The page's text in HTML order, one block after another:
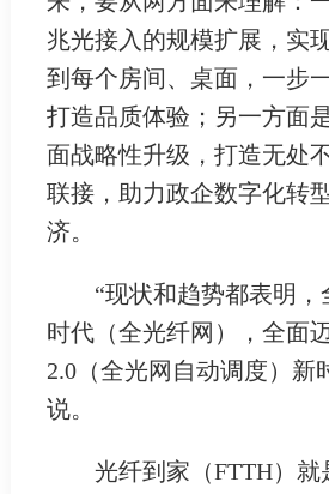
兆光接入的规模扩展，实
到每个房间、桌面，一步
打造品质体验；另一方面
面战略性升级，打造无处
联接，助力政企数字化转
济。
“现状和趋势都表明，
时代（全光纤网），全面
2.0（全光网自动调度）新
说。
光纤到家（FTTH）就